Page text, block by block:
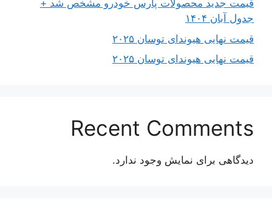
قیمت جدید محصولات پارس خودرو مشخص شد +
جدول آبان ۱۴۰۴
قیمت نهایی هیوندای توسان ۲۰۲۵
قیمت نهایی هیوندای توسان ۲۰۲۵
Recent Comments
دیدگاهی برای نمایش وجود ندارد.